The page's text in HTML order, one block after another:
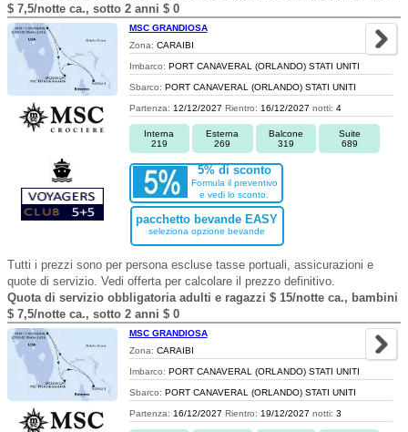
$ 7,5/notte ca., sotto 2 anni $ 0
MSC GRANDIOSA
Zona: CARAIBI
Imbarco: PORT CANAVERAL (ORLANDO) STATI UNITI
Sbarco: PORT CANAVERAL (ORLANDO) STATI UNITI
Partenza: 12/12/2027 Rientro: 16/12/2027 notti: 4
Interna
219
Esterna
269
Balcone
319
Suite
689
5% di sconto
Formula il preventivo
e vedi lo sconto.
pacchetto bevande EASY
seleziona opzione bevande
Tutti i prezzi sono per persona escluse tasse portuali, assicurazioni e
quote di servizio. Vedi offerta per calcolare il prezzo definitivo.
Quota di servizio obbligatoria adulti e ragazzi $ 15/notte ca., bambini
$ 7,5/notte ca., sotto 2 anni $ 0
MSC GRANDIOSA
Zona: CARAIBI
Imbarco: PORT CANAVERAL (ORLANDO) STATI UNITI
Sbarco: PORT CANAVERAL (ORLANDO) STATI UNITI
Partenza: 16/12/2027 Rientro: 19/12/2027 notti: 3